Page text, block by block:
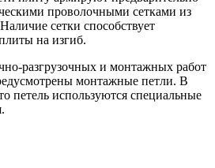
проволочными сетками из
сетки способствует
на изгиб.
разгрузочных и монтажных работ
монтажные петли. В
петель используются специальные